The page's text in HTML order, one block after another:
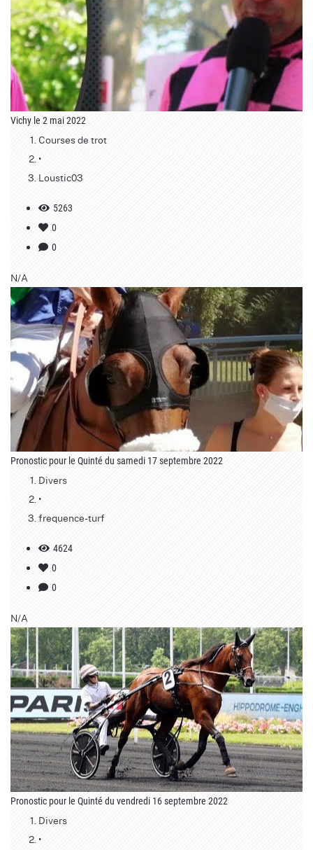
Vichy le 2 mai 2022
Courses de trot
•
Loustic03
5263
0
0
N/A
Pronostic pour le Quinté du samedi 17 septembre 2022
Divers
•
frequence-turf
4624
0
0
N/A
Pronostic pour le Quinté du vendredi 16 septembre 2022
Divers
•